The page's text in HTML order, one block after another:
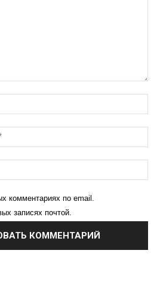
комментариях по email.
записях почтой.